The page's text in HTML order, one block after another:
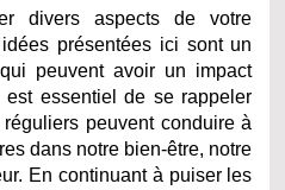
divers aspects de votre
présentées ici sont un
peuvent avoir un impact
essentiel de se rappeler
peuvent conduire à
dans notre bien-être, notre
En continuant à puiser les